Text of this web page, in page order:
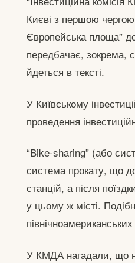
Києві з першою
Європейська площа”
передбачає, зокрема,
йдеться в тексті.
У Київському
проведення
“Вike-sharing” (або
система прокату, що
станцій, а після
у цьому ж місті.
У КМДА нагадали, що